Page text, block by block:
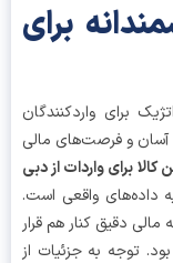
برای
واردکنندگان
فرصت‌های مالی
واردات از دبی
واقعی است.
کنار هم قرار
به جزئیات از